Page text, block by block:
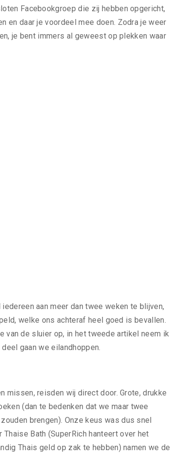
Facebookgroep die zij hebben opgericht,
en daar je voordeel mee doen. Zodra je weer
je bent immers al geweest op plekken waar
aan meer dan twee weken te blijven,
welke ons achteraf heel goed is bevallen.
de sluier op, in het tweede artikel neem ik
gaan we eilandhoppen.
missen, reisden wij direct door. Grote, drukke
(dan te bedenken dat we maar twee
brengen). Onze keus was dus snel
Thaise Bath (SuperRich hanteert over het
Thais geld op zak te hebben) namen we de